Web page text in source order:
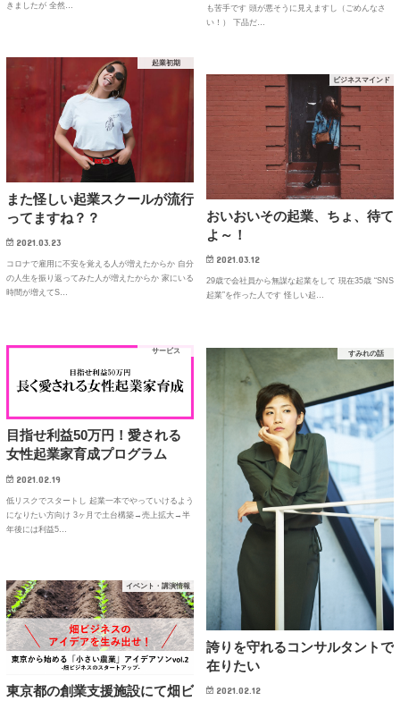
きましたが 全然…
も苦手です 頭が悪そうに見えますし（ごめんなさ
い！） 下品だ…
起業初期
また怪しい起業スクールが流行
ってますね？？
2021.03.23
コロナで雇用に不安を覚える人が増えたからか 自分
の人生を振り返ってみた人が増えたからか 家にいる
時間が増えてS…
ビジネスマインド
おいおいその起業、ちょ、待て
よ～！
2021.03.12
29歳で会社員から無謀な起業をして 現在35歳 “SNS
起業”を作った人です 怪しい起…
サービス
目指せ利益50万円！愛される
女性起業家育成プログラム
2021.02.19
低リスクでスタートし 起業一本でやっていけるよう
になりたい方向け 3ヶ月で土台構築→売上拡大→半
年後には利益5…
すみれの話
誇りを守れるコンサルタントで
在りたい
2021.02.12
イベント・講演情報
東京都の創業支援施設にて畑ビ